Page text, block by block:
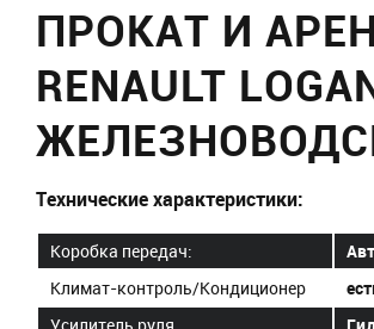
ПРОКАТ И
RENAULT
Технические характеристики:
Коробка передач:
Климат-контроль/Кондиционер